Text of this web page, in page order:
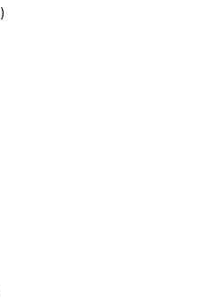
22